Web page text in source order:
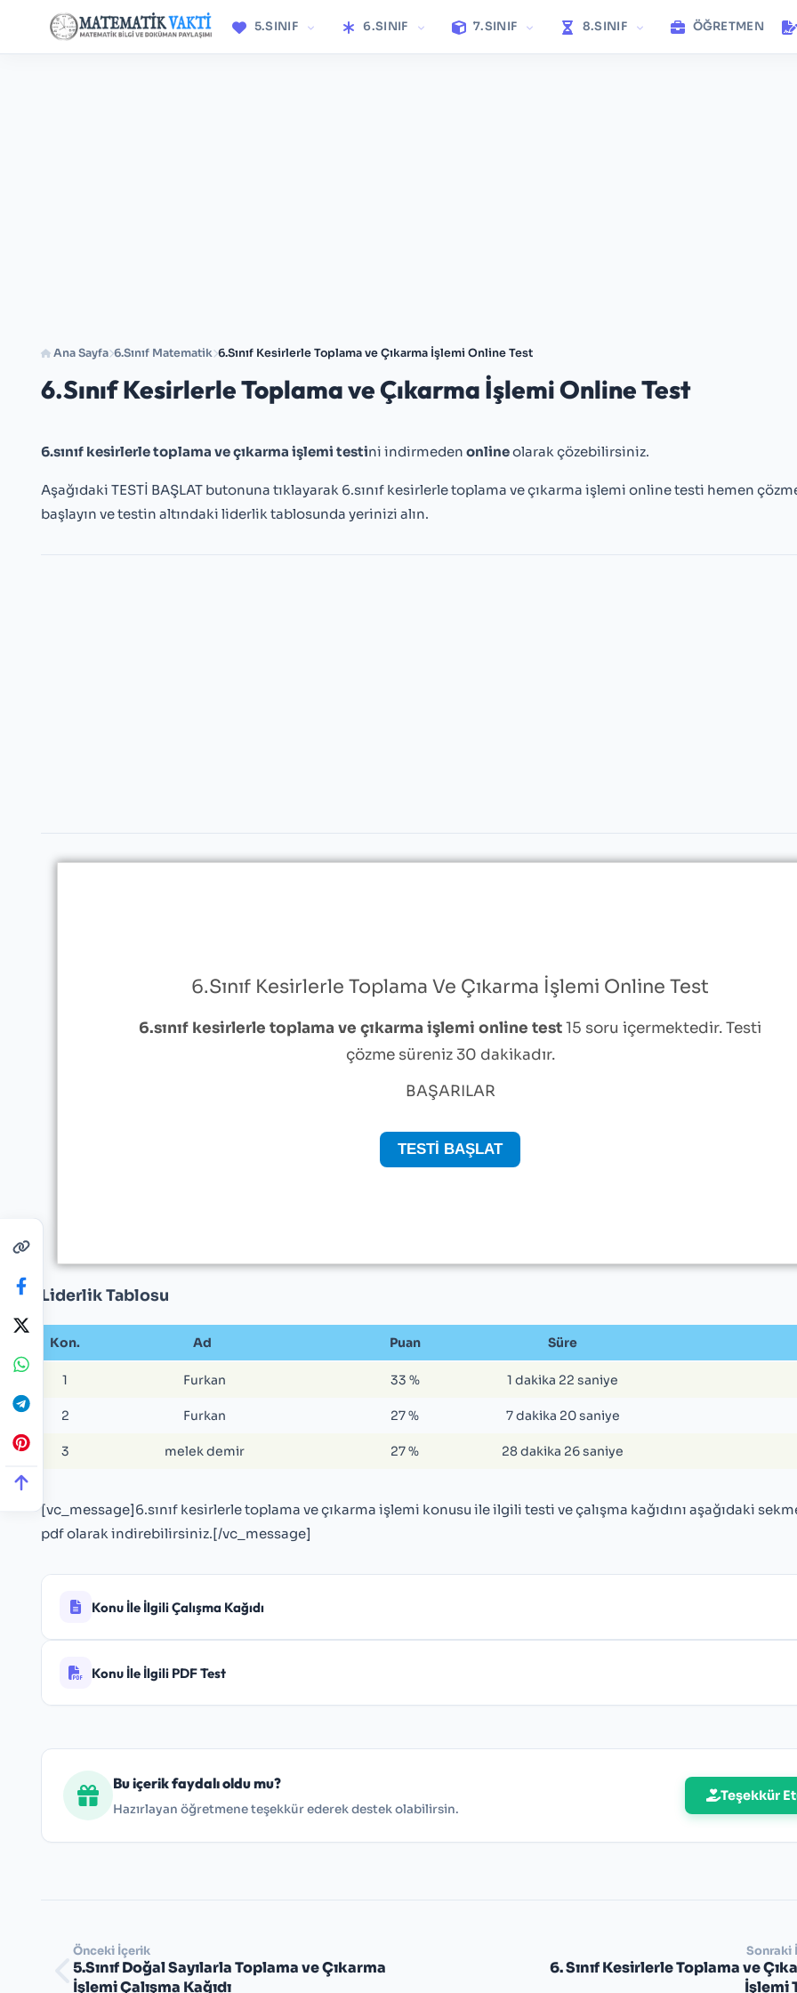
5.SINIF 6.SINIF 7.SINIF 8.SINIF ÖĞRETMEN
Ana Sayfa 6.Sınıf Matematik 6.Sınıf Kesirlerle Toplama ve Çıkarma İşlemi Online Test
6.Sınıf Kesirlerle Toplama ve Çıkarma İşlemi Online Test
6.sınıf kesirlerle toplama ve çıkarma işlemi testini indirmeden onlineolarak çözebilirsiniz.
Aşağıdaki TESTİ BAŞLAT butonuna tıklayarak 6.sınıf kesirlerle toplama ve çıkarma işlemi online testi hemen
başlayın ve testin altındaki liderlik tablosunda yerinizi alın.
6.Sınıf Kesirlerle Toplama Ve Çıkarma İşlemi Online Test
6.sınıf kesirlerle toplama ve çıkarma işlemi online test15 soru içermektedir. Testi
çözme süreniz 30 dakikadır.
BAŞARILAR
Liderlik Tablosu
Kon. Ad Puan Süre
1 Furkan 33 % 1 dakika 22 saniye
2 Furkan 27 % 7 dakika 20 saniye
3 melek demir 27 % 28 dakika 26 saniye
[vc_message]6.sınıf kesirlerle toplama ve çıkarma işlemi konusu ile ilgili testi ve çalışma kağıdını aşağıdaki
pdf olarak indirebilirsiniz.[/vc_message]
Konu İle İlgili Çalışma Kağıdı
6.Sınıf Kesirlerle Toplama ve Çıkarma İşlemi Çalışma Kağıdı
Konu İle İlgili PDF Test
Bu içerik faydalı oldu mu?
Hazırlayan öğretmene teşekkür ederek destek olabilirsin.
Teşekkür Et
Önceki İçerik
5.Sınıf Doğal Sayılarla Toplama ve Çıkarma
İşlemi Çalışma Kağıdı
Sonraki
6. Sınıf Kesirlerle Toplama ve
İşlemi